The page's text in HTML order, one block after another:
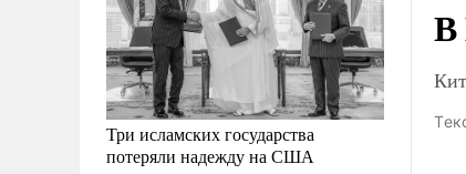
Три исламских государства
потеряли надежду на США
В